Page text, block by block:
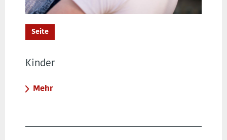
Seite
Kinder
Mehr